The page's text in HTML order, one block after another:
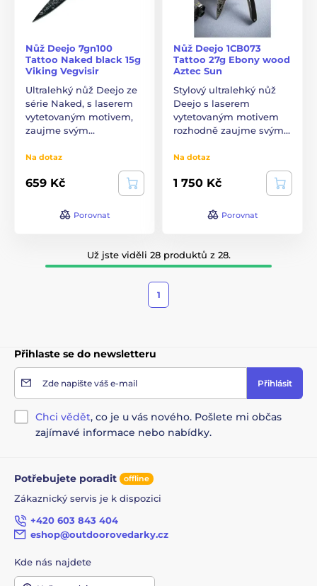
Nůž Deejo 7gn100
Tattoo Naked black 15g
Viking Vegvisir
Ultralehký nůž Deejo ze
série Naked, s laserem
vytetovaným motivem,
zaujme svým…
Na dotaz
659 Kč
Porovnat
Nůž Deejo 1CB073
Tattoo 27g Ebony wood
Aztec Sun
Stylový ultralehký nůž
Deejo s laserem
vytetovaným motivem
rozhodně zaujme svým…
Na dotaz
1 750 Kč
Porovnat
Už jste viděli 28 produktů z 28.
1
Přihlaste se do newsletteru
Zde napište váš e-mail Přihlásit
Chci vědět, co je u vás nového. Pošlete mi občas
zajímavé informace nebo nabídky.
Potřebujete poradit offline
Zákaznický servis je k dispozici
+420 603 843 404
eshop@outdoorovedarky.cz
Kde nás najdete